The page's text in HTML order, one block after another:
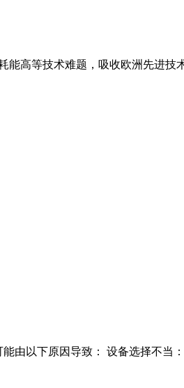
高等技术难题，吸收欧洲先进
由以下原因导致： 设备选择不当